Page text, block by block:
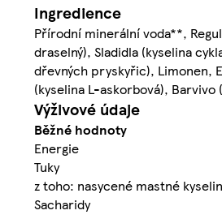
Ingredience
Přírodní minerální voda**,
draselný), Sladidla (kyselina
dřevných pryskyřic), Limonen,
(kyselina L-askorbová),
Výživové údaje
Běžné hodnoty
Energie
Tuky
z toho: nasycené mastné
Sacharidy